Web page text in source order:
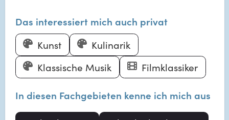
Das interessiert mich auch privat
Kunst
Kulinarik
Klassische Musik
Filmklassiker
In diesen Fachgebieten kenne ich mich aus